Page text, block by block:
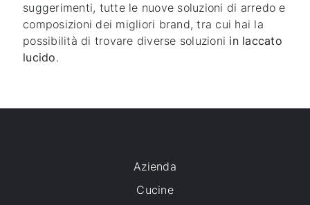
suggerimenti, tutte le nuove soluzioni di arredo e
composizioni dei migliori brand, tra cui hai la
possibilità di trovare diverse soluzioni in laccato
lucido.
Azienda
Cucine